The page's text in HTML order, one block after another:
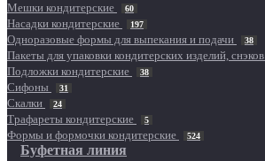
Мешки кондитерские 60
Насадки кондитерские 197
Одноразовые формы для выпекания и подачи 38
Пакеты для упаковки кондитерских изделий, снэков
Подложки кондитерские 38
Сифоны 31
Скалки 24
Трафареты кондитерские 5
Формы и формочки кондитерские 524
Буфетная линия